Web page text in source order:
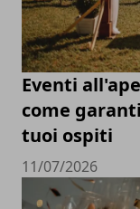
Eventi
come
tuoi ospiti
11/07/2026